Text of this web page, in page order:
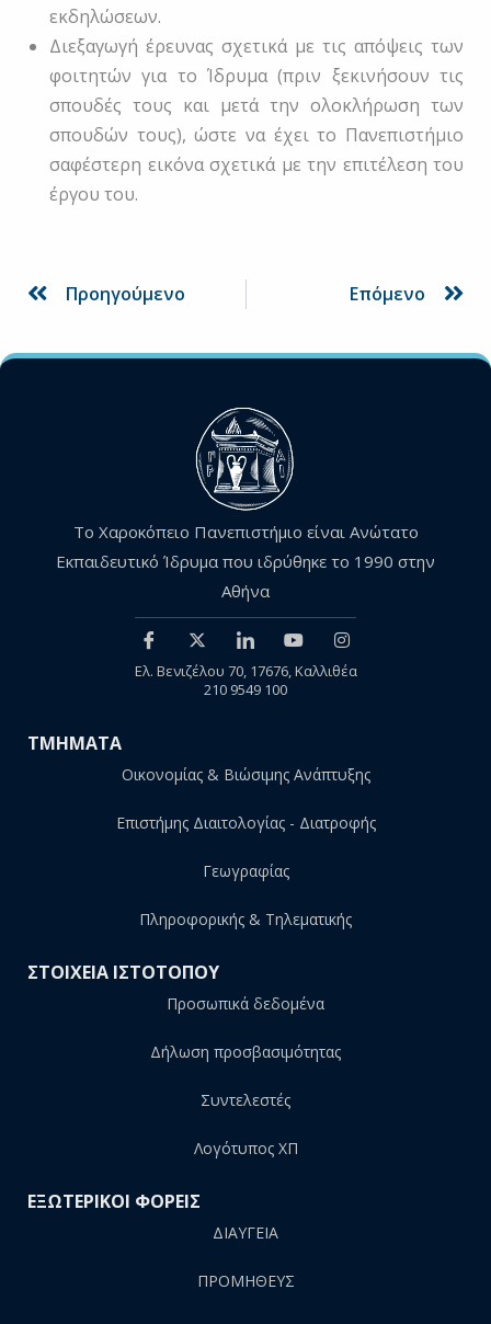
εκδηλώσεων.
Διεξαγωγή έρευνας σχετικά με τις απόψεις των
φοιτητών για το Ίδρυμα (πριν ξεκινήσουν τις
σπουδές τους και μετά την ολοκλήρωση των
σπουδών τους), ώστε να έχει το Πανεπιστήμιο
σαφέστερη εικόνα σχετικά με την επιτέλεση του
έργου του.
Προηγούμενο Επόμενο
Το Χαροκόπειο Πανεπιστήμιο είναι Ανώτατο
Εκπαιδευτικό Ίδρυμα που ιδρύθηκε το 1990 στην
Αθήνα
Ελ. Βενιζέλου 70, 17676, Καλλιθέα
210 9549 100
ΤΜΗΜΑΤΑ
Οικονομίας & Βιώσιμης Ανάπτυξης
Επιστήμης Διαιτολογίας - Διατροφής
Γεωγραφίας
Πληροφορικής & Τηλεματικής
ΣΤΟΙΧΕΙΑ ΙΣΤΟΤΟΠΟΥ
Προσωπικά δεδομένα
Δήλωση προσβασιμότητας
Συντελεστές
Λογότυπος ΧΠ
ΕΞΩΤΕΡΙΚΟΙ ΦΟΡΕΙΣ
ΔΙΑΥΓΕΙΑ
ΠΡΟΜΗΘΕΥΣ